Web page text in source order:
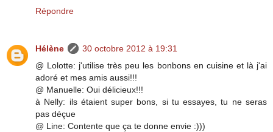
Répondre
Hélène
30 octobre 2012 à 19:31
@ Lolotte: j'utilise très peu les bonbons en cuisine et là j'ai
adoré et mes amis aussi!!!
@ Manuelle: Oui délicieux!!!
à Nelly: ils étaient super bons, si tu essayes, tu ne seras
pas déçue
@ Line: Contente que ça te donne envie :)))